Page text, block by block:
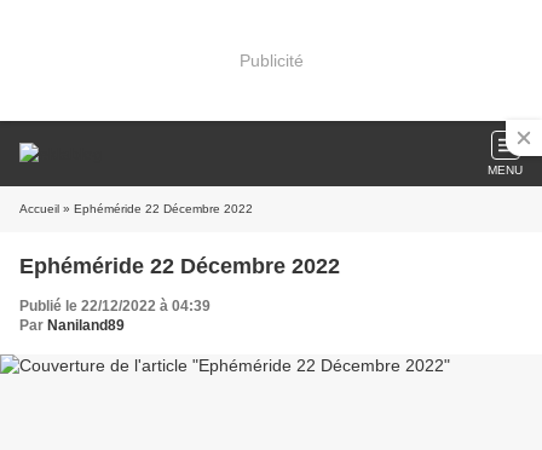
Publicité
MENU
Accueil » Ephéméride 22 Décembre 2022
Ephéméride 22 Décembre 2022
Publié le 22/12/2022 à 04:39
Par Naniland89